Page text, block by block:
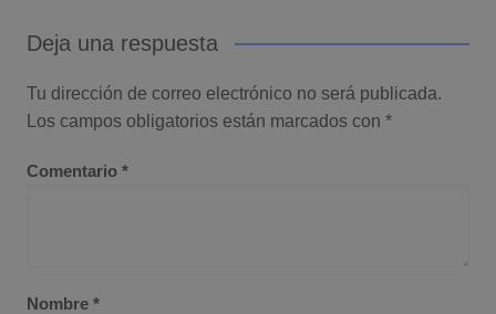
Deja una respuesta
Tu dirección de correo electrónico no será publicada.
Los campos obligatorios están marcados con *
Comentario *
Nombre *